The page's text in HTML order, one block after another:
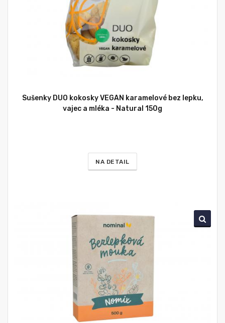
Sušenky DUO kokosky VEGAN karamelové bez lepku,
vajec a mléka - Natural 150g
NA DETAIL